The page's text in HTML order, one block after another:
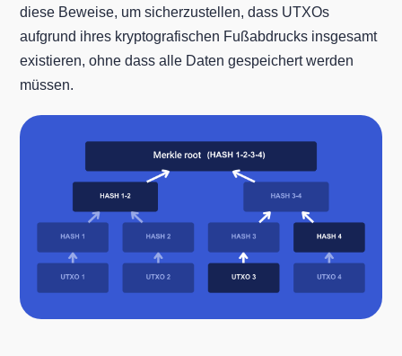
diese Beweise, um sicherzustellen, dass UTXOs
aufgrund ihres kryptografischen Fußabdrucks insgesamt
existieren, ohne dass alle Daten gespeichert werden
müssen.